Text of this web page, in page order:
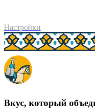
Настройки
Вкус, который